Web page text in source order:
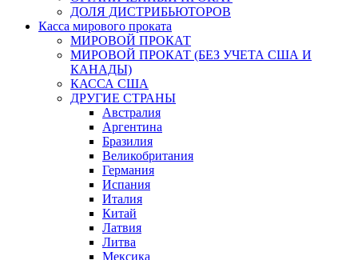
ДОЛЯ ДИСТРИБЬЮТОРОВ
Касса мирового проката
МИРОВОЙ ПРОКАТ
МИРОВОЙ ПРОКАТ (БЕЗ УЧЕТА США И
КАНАДЫ)
КАССА США
ДРУГИЕ СТРАНЫ
Австралия
Аргентина
Бразилия
Великобритания
Германия
Испания
Италия
Китай
Латвия
Литва
Мексика